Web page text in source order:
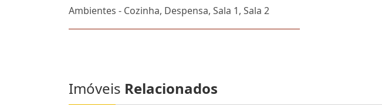
Ambientes - Cozinha, Despensa, Sala 1, Sala 2
Imóveis Relacionados